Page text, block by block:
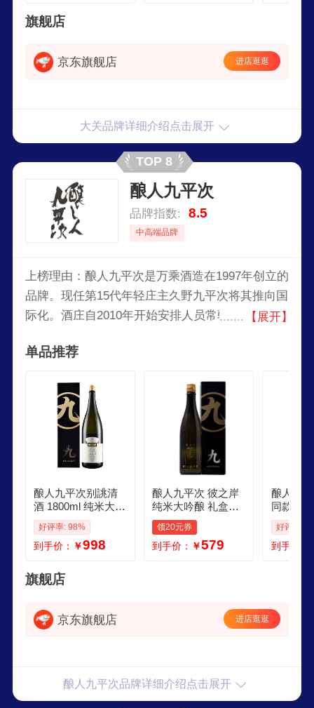
旗舰店
京东旗舰店 进店逛逛
大关品牌详细介绍点击展开
TOP 8
酿人九平次
品牌指数: 8.5
中高端品牌
上榜理由：酿人九平次是万乘酒造在1997年创立的
品牌。现任第15代年轻庄主久野九平次将其推向国
际化。酒庄自2010年开始安排人员常驻兵库县，亲
的酿造原料。
【展开】
单品推荐
酿人九平次别誂清
酒 1800ml 纯米大吟
酿 日本进口 甘口日
式佐酒 礼盒装
好评率: 98%
到手价： ￥998
酿人九平次 彼之岸
纯米大吟酿 礼盒装7
20ml 日本清酒 原装
进口
领20元券
到手价： ￥579
酿人九
同款 希
大吟酿
口 发酵
冷柜储
好评率:
到手价：
旗舰店
京东旗舰店 进店逛逛
酿人九平次品牌详细介绍点击展开